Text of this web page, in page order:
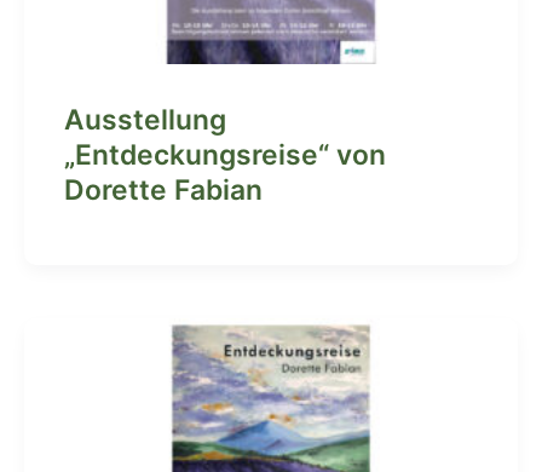
Ausstellung
„Entdeckungsreise“ von
Dorette Fabian